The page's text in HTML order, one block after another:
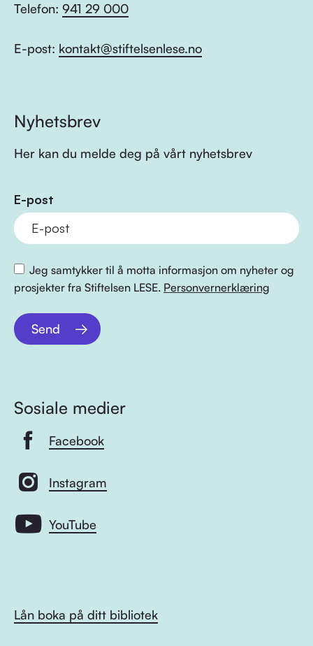
Telefon: 941 29 000
E-post: kontakt@stiftelsenlese.no
Nyhetsbrev
Her kan du melde deg på vårt nyhetsbrev
E-post
Jeg samtykker til å motta informasjon om nyheter og
prosjekter fra Stiftelsen LESE. Personvernerklæring
Send
Sosiale medier
Facebook
Instagram
YouTube
Lån boka på ditt bibliotek